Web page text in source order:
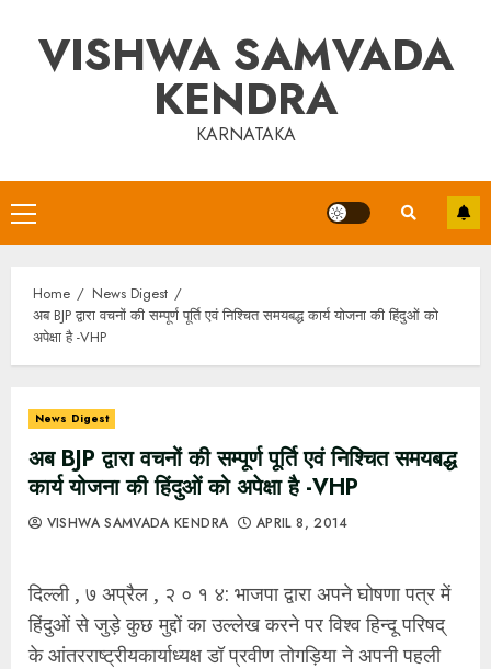
contentVISHWA SAMVADA
KENDRA
KARNATAKA
Primary
Menu
Home
News Digest
अब BJP द्वारा वचनों की सम्पूर्ण पूर्ति एवं निश्चित समयबद्ध कार्य योजना की हिंदुओं को
अपेक्षा है -VHP
News Digest
अब BJP द्वारा वचनों की सम्पूर्ण पूर्ति एवं निश्चित समयबद्ध
कार्य योजना की हिंदुओं को अपेक्षा है -VHP
VISHWA SAMVADA KENDRA APRIL 8, 2014
दिल्ली , ७ अप्रैल , २ ० १ ४: भाजपा द्वारा अपने घोषणा पत्र में
हिंदुओं से जुड़े कुछ मुद्दों का उल्लेख करने पर विश्व हिन्दू परिषद्
के आंतरराष्ट्रीयकार्याध्यक्ष डॉ प्रवीण तोगड़िया ने अपनी पहली